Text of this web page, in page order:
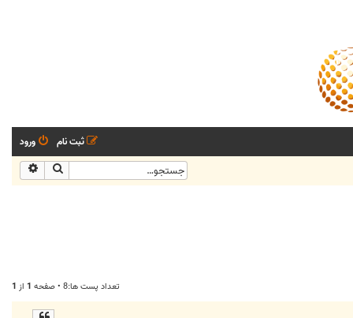
ورود
ثبت نام
جستجو
تعداد پست ها:8 • صفحه 1 از 1